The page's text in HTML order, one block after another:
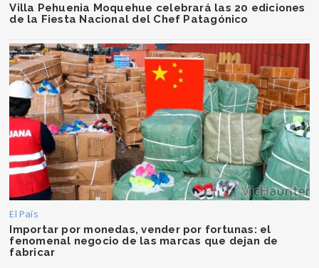
Villa Pehuenia Moquehue celebrará las 20 ediciones
de la Fiesta Nacional del Chef Patagónico
El País
Importar por monedas, vender por fortunas: el
fenomenal negocio de las marcas que dejan de
fabricar